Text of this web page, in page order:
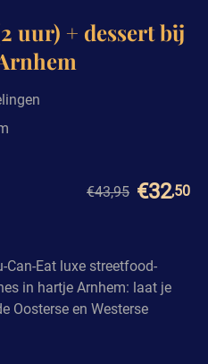
uur) + dessert bij
€43,95 €32,50
Can-Eat luxe streetfood-
in hartje Arnhem: laat je
Oosterse en Westerse